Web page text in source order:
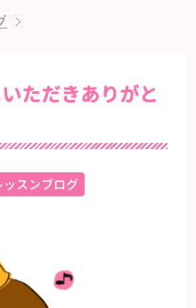
ただきありがと
ッスンブログ